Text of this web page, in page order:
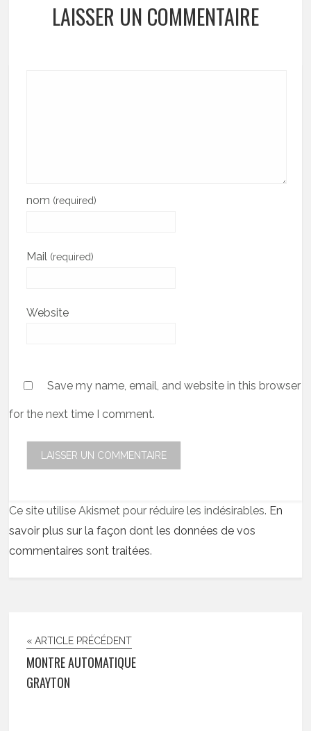
LAISSER UN COMMENTAIRE
nom (required)
Mail (required)
Website
Save my name, email, and website in this browser
for the next time I comment.
Ce site utilise Akismet pour réduire les indésirables. En
savoir plus sur la façon dont les données de vos
commentaires sont traitées.
« ARTICLE PRÉCÉDENT
MONTRE AUTOMATIQUE
GRAYTON